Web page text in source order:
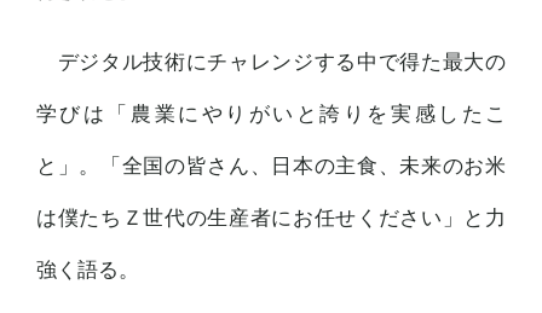
デジタル技術にチャレンジする中で得た最大の
学びは「農業にやりがいと誇りを実感したこ
と」。「全国の皆さん、日本の主食、未来のお米
は僕たちＺ世代の生産者にお任せください」と力
強く語る。